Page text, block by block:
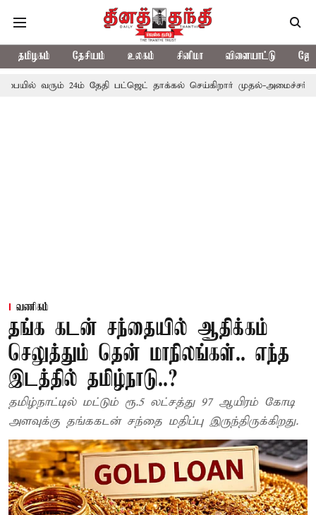
தமிழகம் தேசியம் உலகம் சினிமா விளையாட்டு
24ம் தேதி பட்ஜெட் தாக்கல் செய்கிறார் முதல்-அமைச்சர் ரங்கசாமி
வணிகம்
தங்க கடன் சந்தையில் ஆதிக்கம்
செலுத்தும் தென் மாநிலங்கள்.. எந்த
இடத்தில் தமிழ்நாடு..?
தமிழ்நாட்டில் மட்டும் ரூ.5 லட்சத்து 97 ஆயிரம் கோடி
அளவுக்கு தங்ககடன் சந்தை மதிப்பு இருந்திருக்கிறது.